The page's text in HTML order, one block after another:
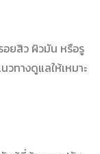
ยสิว ผิวมัน หรือรู
ทางดูแลให้เหมาะ